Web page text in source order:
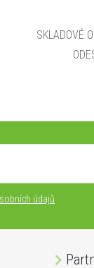
SKLADOVÉ
údajů